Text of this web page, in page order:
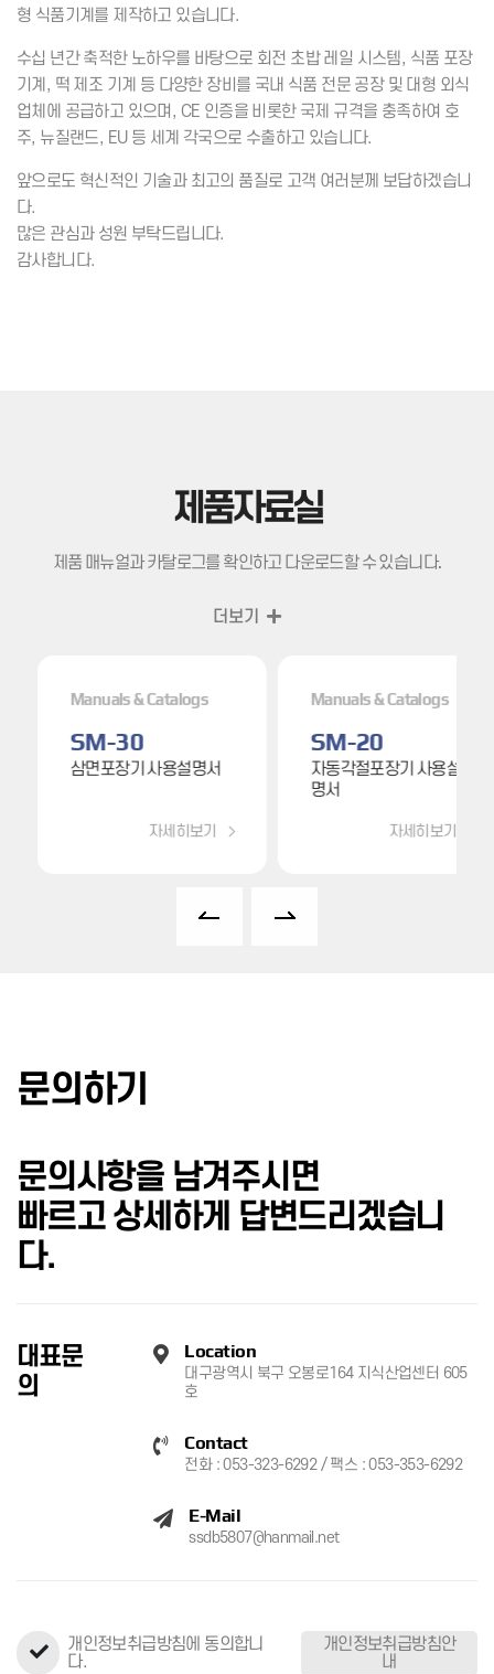
형 식품기계를 제작하고 있습니다.
수십 년간 축적한 노하우를 바탕으로 회전 초밥 레일 시스템, 식품 포장
기계, 떡 제조 기계 등 다양한 장비를 국내 식품 전문 공장 및 대형 외식
업체에 공급하고 있으며, CE 인증을 비롯한 국제 규격을 충족하여 호
주, 뉴질랜드, EU 등 세계 각국으로 수출하고 있습니다.
앞으로도 혁신적인 기술과 최고의 품질로 고객 여러분께 보답하겠습니
다.
많은 관심과 성원 부탁드립니다.
감사합니다.
전화 :053-323-6292 팩스 :053-353-6292
제품자료실
제품 매뉴얼과 카탈로그를 확인하고 다운로드할 수 있습니다.
더보기
Manuals & Catalogs
SM-30
삼면포장기 사용설명서
자세히보기
Manuals & Catalogs
SM-20
자동각절포장기 사용설
명서
자세히보기
문의하기
문의사항을 남겨주시면
빠르고 상세하게 답변드리겠습니
다.
대표문
의
Location
대구광역시 북구 오봉로164 지식산업센터 605
호
Contact
전화 : 053-323-6292 / 팩스 : 053-353-6292
E-Mail
ssdb5807@hanmail.net
개인정보취급방침에 동의합니
다.
개인정보취급방침안
내